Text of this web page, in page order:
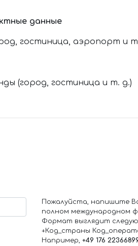
данные
гостиница, аэропорт и
(город, гостиница и т. д.)
Пожалуйста, напишите
полном международном
Формат выглядит
+Код_страны
Например, +49 176